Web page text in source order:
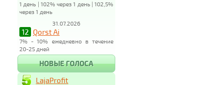
1 день | 102% через 1 день | 102,5%
через 1 день
31.07.2026
12 Qorst Ai
7% - 10% ежедневно в течение
20-25 дней
НОВЫЕ ГОЛОСА
LajaProfit